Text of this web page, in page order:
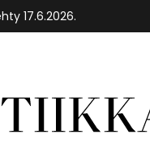
17.6.2026.